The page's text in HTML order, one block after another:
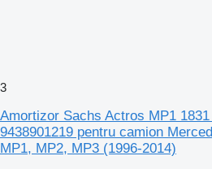
3
Amortizor Sachs Actros MP1
9438901219 pentru camion
MP1, MP2, MP3 (1996-2014)